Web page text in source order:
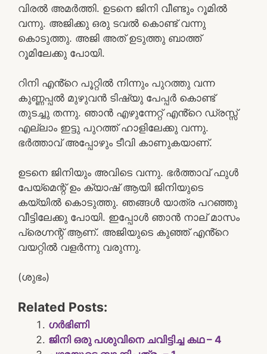
വിരൽ അമർത്തി. ഉടനെ ജിനി വീണ്ടും റൂമിൽ
വന്നു. അജിക്കു ഒരു ടവൽ കൊണ്ട് വന്നു
കൊടുത്തു. അജി അത് ഉടുത്തു ബാത്ത്
റൂമിലേക്കു പോയി.
റിനി എൻ്റെ പൂറ്റിൽ നിന്നും പുറത്തു വന്ന
കുണ്ണപ്പൽ മുഴുവൻ ടിഷ്യു പേപ്പർ കൊണ്ട്
തുടച്ചു തന്നു. ഞാൻ എഴുന്നേറ്റ് എൻ്റെ ഡ്രസ്സ്‌
എല്ലാം ഇട്ടു പുറത്ത് ഹാളിലേക്കു വന്നു.
ഭർത്താവ് അപ്പോഴും ടീവി കാണുകയാണ്.
ഉടനെ ജിനിയും അവിടെ വന്നു. ഭർത്താവ് ഫുൾ
പേയ്‌മെന്റ് ഉം ക്യാഷ് ആയി ജിനിയുടെ
കയ്യിൽ കൊടുത്തു. ഞങ്ങൾ യാത്ര പറഞ്ഞു
വീട്ടിലേക്കു പോയി. ഇപ്പോൾ ഞാൻ നാല് മാസം
പ്രെഗ്നന്റ് ആണ്. അജിയുടെ കുഞ്ഞ് എൻ്റെ
വയറ്റിൽ വളർന്നു വരുന്നു.
(ശുഭം)
Related Posts:
ഗർഭിണി
ജിനി ഒരു പശുവിനെ ചവിട്ടിച്ച കഥ – 4